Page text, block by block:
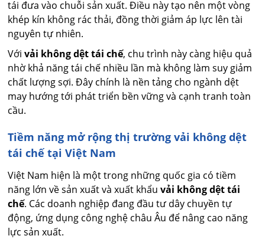
tái đưa vào chuỗi sản xuất. Điều này tạo nên một vòng
khép kín không rác thải, đồng thời giảm áp lực lên tài
nguyên tự nhiên.
Vớivải không dệt tái chế, chu trình này càng hiệu quả
nhờ khả năng tái chế nhiều lần mà không làm suy giảm
chất lượng sợi. Đây chính là nền tảng cho ngành dệt
may hướng tới phát triển bền vững và cạnh tranh toàn
cầu.
Tiềm năng mở rộng thị trường vải không dệt
tái chế tại Việt Nam
Việt Nam hiện là một trong những quốc gia có tiềm
năng lớn về sản xuất và xuất khẩuvải không dệt tái
chế. Các doanh nghiệp đang đầu tư dây chuyền tự
động, ứng dụng công nghệ châu Âu để nâng cao năng
lực sản xuất.